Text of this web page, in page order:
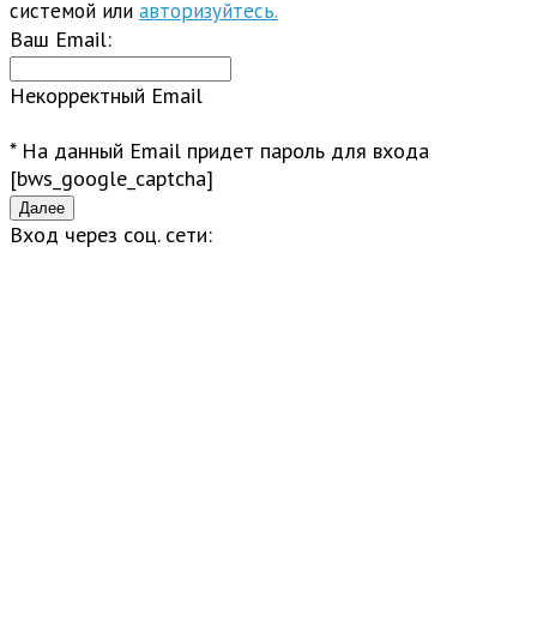
системой или авторизуйтесь.
Ваш Email:
Некорректный Email
* На данный Email придет пароль для входа
[bws_google_captcha]
Вход через соц. сети: